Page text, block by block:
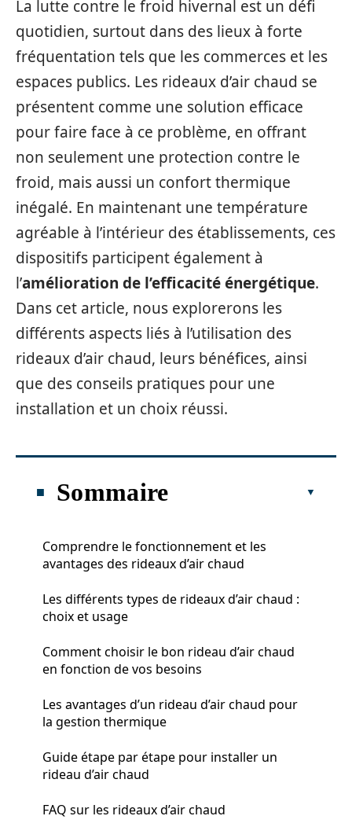
La lutte contre le froid hivernal est un défi
quotidien, surtout dans des lieux à forte
fréquentation tels que les commerces et les
espaces publics. Les rideaux d’air chaud se
présentent comme une solution efficace
pour faire face à ce problème, en offrant
non seulement une protection contre le
froid, mais aussi un confort thermique
inégalé. En maintenant une température
agréable à l’intérieur des établissements, ces
dispositifs participent également à
l’amélioration de l’efficacité énergétique.
Dans cet article, nous explorerons les
différents aspects liés à l’utilisation des
rideaux d’air chaud, leurs bénéfices, ainsi
que des conseils pratiques pour une
installation et un choix réussi.
Sommaire
Comprendre le fonctionnement et les
avantages des rideaux d’air chaud
Les différents types de rideaux d’air chaud :
choix et usage
Comment choisir le bon rideau d’air chaud
en fonction de vos besoins
Les avantages d’un rideau d’air chaud pour
la gestion thermique
Guide étape par étape pour installer un
rideau d’air chaud
FAQ sur les rideaux d’air chaud